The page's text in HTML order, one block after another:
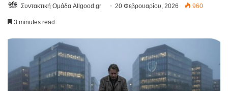
Συντακτική Ομάδα Allgood.gr 20 Φεβρουαρίου, 2026 960
3 minutes read